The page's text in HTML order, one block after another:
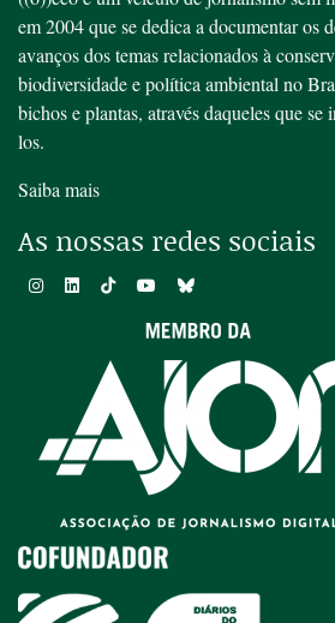
em 2004 que se dedica a documentar os
avanços dos temas relacionados à
biodiversidade e política ambiental no
bichos e plantas, através daqueles que se
los.
Saiba mais
As nossas redes sociais